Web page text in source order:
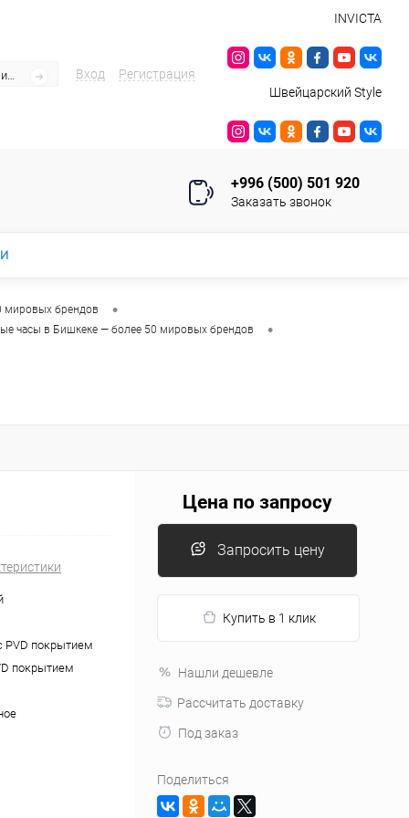
Вход Регистрация
INVICTA
Швейцарский Style
+996 (500) 501 920
Заказать звонок
мировых брендов •
часы в Бишкеке — более 50 мировых брендов •
PVD покрытием
покрытием
Цена по запросу
Запросить цену
Купить в 1 клик
Нашли дешевле
Рассчитать доставку
Под заказ
Поделиться